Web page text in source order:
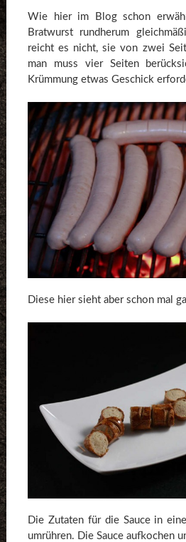
Wie hier im Blog schon
Bratwurst rundherum
reicht es nicht, sie von zwei
man muss vier Seiten
Krümmung etwas Geschick
Diese hier sieht aber schon mal
Die Zutaten für die Sauce in
umrühren. Die Sauce aufkochen